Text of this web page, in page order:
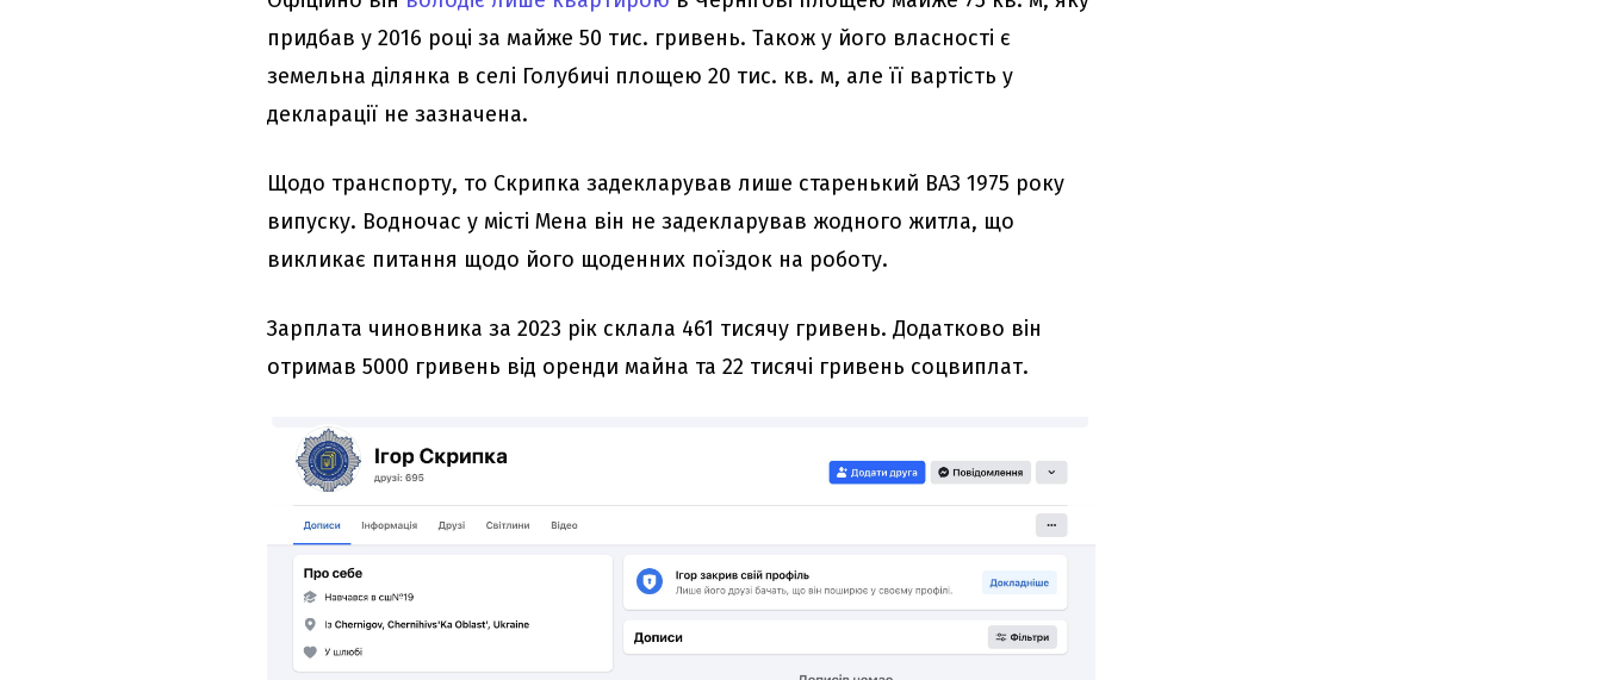
придбав у 2016 році за майже 50 тис. гривень. Також у його власності є
земельна ділянка в селі Голубичі площею 20 тис. кв. м, але її вартість у
декларації не зазначена.
Щодо транспорту, то Скрипка задекларував лише старенький ВАЗ 1975 року
випуску. Водночас у місті Мена він не задекларував жодного житла, що
викликає питання щодо його щоденних поїздок на роботу.
Зарплата чиновника за 2023 рік склала 461 тисячу гривень. Додатково він
отримав 5000 гривень від оренди майна та 22 тисячі гривень соцвиплат.